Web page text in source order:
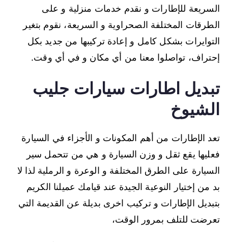
السريعة للإطارات و نقدم خدمات منزلية و على
الطرقات المختلفة الصحراوية و السريعة، نقوم بتغير
التوايرات بشكل كامل و إعادة تركيبها من جديد بكل
إحتراف، تواصلوا معنا من أي مكان و في أي وقت.
تبديل اطارات سيارات جليب
الشيوخ
تعد الإطارات من أهم المكونات و الأجزاء في السيارة
فعليها يقع ثقل و وزن السيارة و هي من تتحمل سير
السيارة على الطرق المختلفة و الوعرة و الرملية لذا لا
بد من إختيار النوعية الجيدة عند قيامك عميلنا الكريم
بتبديل الإطارات و تركيب اخرى بديلة عن القديمة التي
تعرضت للتلف بمرور الوقت،